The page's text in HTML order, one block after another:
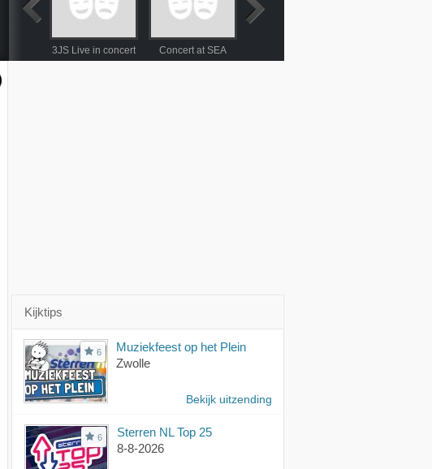
3JS Live in concert Concert at SEA
Kijktips
6
Muziekfeest op het Plein
Zwolle
Bekijk uitzending
6
Sterren NL Top 25
8-8-2026